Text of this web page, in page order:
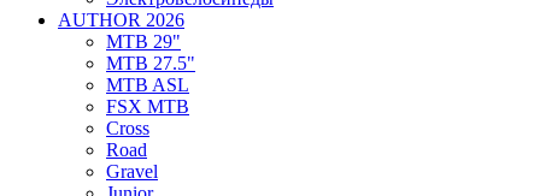
AUTHOR 2026
MTB 29"
MTB 27.5"
MTB ASL
FSX MTB
Cross
Road
Gravel